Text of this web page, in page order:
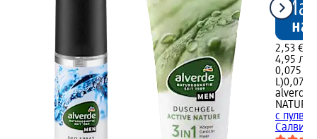
2,53 €
4,95 лв.
0,075 L
L)0,075
alverde
с
Салвия,